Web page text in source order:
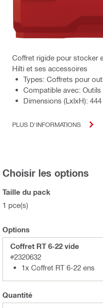
Coffret rigide pour stocker
Hilti et ses accessoires
Types: Coffrets pour
Compatible avec: Outils
Dimensions (LxlxH):
PLUS D'INFORMATIONS
Choisir les options
Taille du pack
1 pce(s)
Options
Coffret RT 6-22 vide
#2320632
1x Coffret RT 6-22 ens
Quantité